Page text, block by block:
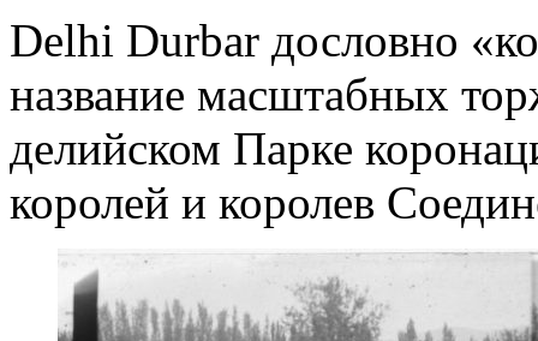
Delhi Durbar дословно
название масштабных
делийском Парке
королей и королев